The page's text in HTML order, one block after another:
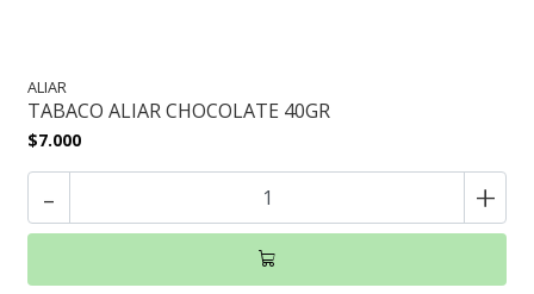
ALIAR
TABACO ALIAR CHOCOLATE 40GR
$7.000
- +